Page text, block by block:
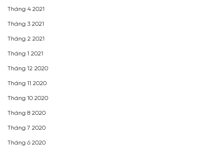
Tháng 4 2021
Tháng 3 2021
Tháng 2 2021
Tháng 1 2021
Tháng 12 2020
Tháng 11 2020
Tháng 10 2020
Tháng 8 2020
Tháng 7 2020
Tháng 6 2020